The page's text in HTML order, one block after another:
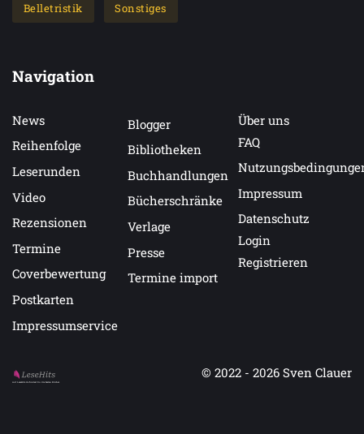
Belletristik Sonstiges
Navigation
News
Reihenfolge
Leserunden
Video
Rezensionen
Termine
Coverbewertung
Postkarten
Impressumservice
Blogger
Bibliotheken
Buchhandlungen
Bücherschränke
Verlage
Presse
Termine import
Über uns
FAQ
Impressum
Datenschutz
Login
Registrieren
Auf LeseHits.de findest Du die besten Bücher.
© 2022 - 2026 Sven Clauer